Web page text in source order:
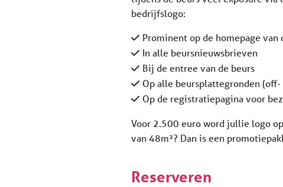
bedrijfslogo:
Prominent op de homepage van
In alle beursnieuwsbrieven
Bij de entree van de beurs
Op alle beursplattegronden
Op de registratiepagina voor
Voor 2.500 euro word jullie logo
van 48m²? Dan is een
Reserveren